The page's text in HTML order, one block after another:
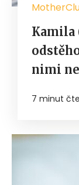
Kamila
nimi
7 minut